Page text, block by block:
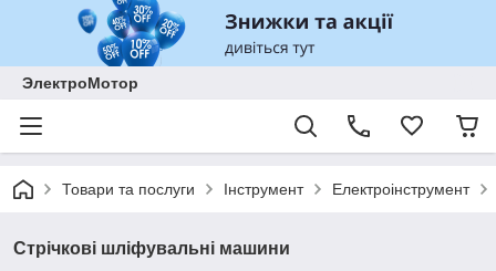
ЭлектроМотор
Товари та послуги Інструмент Електроінструмент
Стрічкові шліфувальні машини